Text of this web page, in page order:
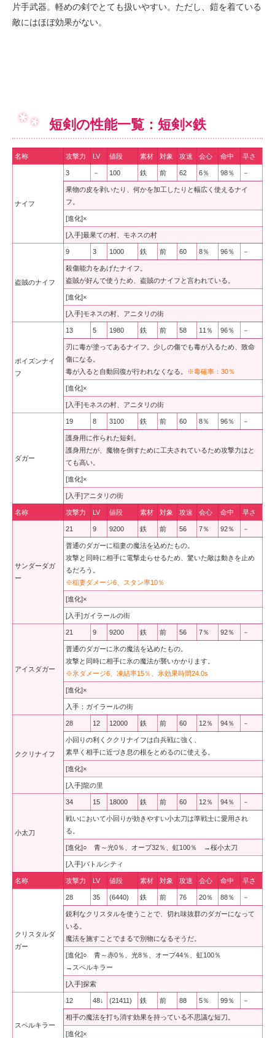
片手武器。軽めの剣でとても扱いやすい。ただし、鎧を着ている
敵にはほぼ効果がない。
短剣の性能一覧：短剣×鉄
名称 攻撃力 LV 値段 素材 対象 攻速 会心 命中 早さ
ナイフ
3 － 100 鉄 前 62 6％ 98％ －
果物の皮を剥いたり、何かを加工したりと幅広く使えるナイ
フ。
[進化]×
[入手]最果ての村、モネスの村
盗賊のナイフ
9 3 1000 鉄 前 60 8％ 96％ －
殺傷能力をあげたナイフ。
盗賊が好んで使うため、盗賊のナイフと言われている。
[進化]×
[入手]モネスの村、アニタリの街
ポイズンナイ
フ
13 5 1980 鉄 前 58 11％ 96％ －
刃に毒が塗ってあるナイフ。少しの傷でも毒が入るため、致命
傷になる。
毒が入ると自動回復が行われなくなる。 ※毒確率：30％
[進化]×
[入手]モネスの村、アニタリの街
ダガー
19 8 3100 鉄 前 60 8％ 96％ －
護身用に作られた短剣。
護身用だが、魔物を倒すために工夫されているため攻撃力はと
ても高い。
[進化]×
[入手]アニタリの街
名称 攻撃力 LV 値段 素材 対象 攻速 会心 命中 早さ
サンダーダガ
ー
21 9 9200 鉄 前 56 7％ 92％ －
普通のダガーに稲妻の魔法を込めたもの。
攻撃と同時に相手に電撃走らせるため、驚いた敵は動きを止め
るだろう。
※稲妻ダメージ6、スタン率10％
[進化]×
[入手]ガイラールの街
アイスダガー
21 9 9200 鉄 前 56 7％ 92％ －
普通のダガーに氷の魔法を込めたもの。
攻撃と同時に相手に氷の魔法が襲いかかります。
※氷ダメージ6、凍結率15％、氷効果時間24.0s
[進化]×
入手：ガイラールの街
ククリナイフ
28 12 12000 鉄 前 60 12％ 94％ －
小回りの利くククリナイフは白兵戦に強く、
素早く相手に近づき息の根をとめるのに使える。
[進化]×
[入手]龍の里
小太刀
34 15 18000 鉄 前 60 12％ 94％ －
戦いにおいて小回りが効きやすい小太刀は準戦士に愛用され
る。
[進化]○ 青～光0％、オーブ32％、虹100％ →桜小太刀
[入手]バトルシティ
名称 攻撃力 LV 値段 素材 対象 攻速 会心 命中 早さ
クリスタルダ
ガー
28 35 (6440) 鉄 前 76 20％ 88％ －
鋭利なクリスタルを使うことで、切れ味抜群のダガーになって
いる。
魔法を施すことでまるで別物になるそうだ。
[進化]○ 青～赤0％、光8％、オーブ44％、虹100％
→スペルキラー
[入手]探索
スペルキラー
12 48↓ (21411) 鉄 前 88 5％ 99％ －
相手の魔法を打ち消す効果を持っている不思議な短刀。
[進化]×